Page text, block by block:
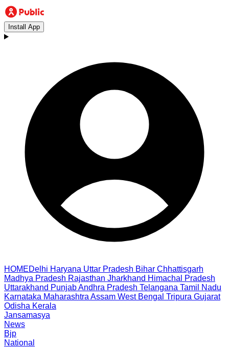
Install App
HOMEDelhi Haryana Uttar Pradesh Bihar Chhattisgarh
Madhya Pradesh Rajasthan Jharkhand Himachal Pradesh
Uttarakhand PunjabAndhra Pradesh Telangana Tamil Nadu
Karnataka Maharashtra Assam West Bengal Tripura Gujarat
Odisha Kerala
Jansamasya
News
Bjp
National